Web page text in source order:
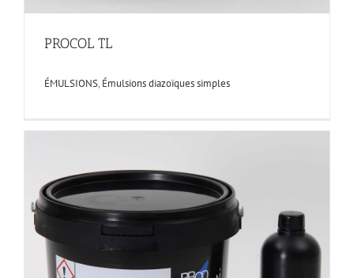
PROCOL TL
ÉMULSIONS, Émulsions diazoïques simples